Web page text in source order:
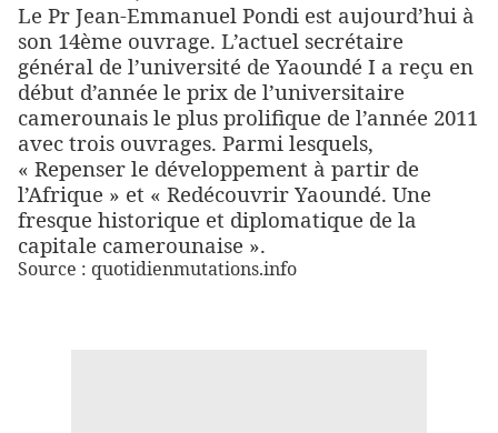
Le Pr Jean-Emmanuel Pondi est aujourd’hui à
son 14ème ouvrage. L’actuel secrétaire
général de l’université de Yaoundé I a reçu en
début d’année le prix de l’universitaire
camerounais le plus prolifique de l’année 2011
avec trois ouvrages. Parmi lesquels,
« Repenser le développement à partir de
l’Afrique » et « Redécouvrir Yaoundé. Une
fresque historique et diplomatique de la
capitale camerounaise ».
Source : quotidienmutations.info